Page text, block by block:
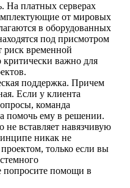
На платных серверах
от мировых
в оборудованных
под присмотром
риск временной
критически важно для
поддержка. Причем
Если у клиента
команда
помочь ему в решении.
вставляет навязчивую
никак не
только если вы
попросите помощи в